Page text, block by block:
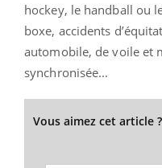
hockey, le handball ou
boxe, accidents
automobile, de voile et
synchronisée...
Vous aimez cet article